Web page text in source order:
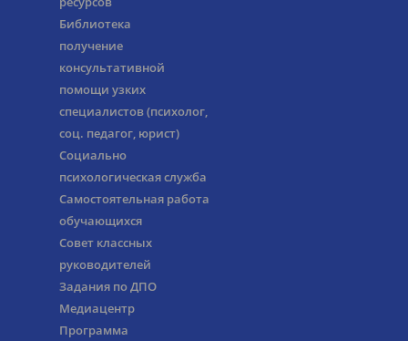
Библиотека
получение
консультативной
помощи узких
специалистов (психолог,
соц. педагог, юрист)
Социально
психологическая служба
Самостоятельная работа
обучающихся
Совет классных
руководителей
Задания по ДПО
Медиацентр
Программа